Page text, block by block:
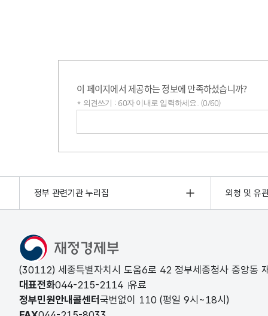
이 페이지에서 제공하는 정보에 만족하셨습니까?
* 의견쓰기 : 60자 이내로 입력하세요. (0/60)
정부 관련기관 누리집 외청 및 유
(30112) 세종특별자치시 도움6로 42 정부세종청사 중앙동
대표전화044-215-2114 유료
정부민원안내콜센터 국번없이 110 (평일 9시~18시)